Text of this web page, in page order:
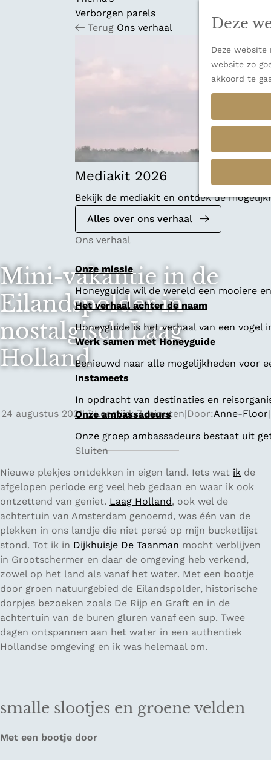
Deze
Deze
website zo
akkoord te
Verborgen parels
Terug Ons verhaal
Mediakit 2026
Bekijk de mediakit en ontdek de
Alles over ons verhaal
Ons verhaal
Onze missie
Honeyguide wil de wereld een mooiere
Het verhaal achter de naam
Honeyguide is het verhaal van een
Werk samen met Honeyguide
Benieuwd naar alle mogelijkheden voor
Instameets
In opdracht van destinaties en
Onze ambassadeurs
Onze groep ambassadeurs bestaat uit
Sluiten
Mini-vakantie in de
Eilandspolder in
nostalgisch Laag
Holland
24 augustus 2021| Leestijd: 7 minuten|Door:Anne-Floor|
Nieuwe plekjes ontdekken in eigen land. Iets wat ik de
afgelopen periode erg veel heb gedaan en waar ik ook
ontzettend van geniet. Laag Holland, ook wel de
achtertuin van Amsterdam genoemd, was één van de
plekken in ons landje die niet persé op mijn bucketlijst
stond. Tot ik in Dijkhuisje De Taanman mocht verblijven
in Grootschermer en daar de omgeving heb verkend,
zowel op het land als vanaf het water. Met een bootje
door groen natuurgebied de Eilandspolder, historische
dorpjes bezoeken zoals De Rijp en Graft en in de
achtertuin van de buren gluren vanaf een sup. Twee
dagen ontspannen aan het water in een authentiek
Hollandse omgeving en ik was helemaal om.
smalle slootjes en groene velden
Met een bootje door